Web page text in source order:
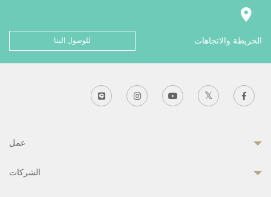
الخريطة والاتجاهات للوصول الينا
عمل
الشركات